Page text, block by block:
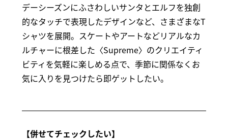
デーシーズンにふさわしいサンタとエルフを独創
的なタッチで表現したデザインなど、さまざまなT
シャツを展開。スケートやアートなどリアルなカ
ルチャーに根差した〈Supreme〉のクリエイティ
ビティを気軽に楽しめる点で、季節に関係なくお
気に入りを見つけたら即ゲットしたい。
【併せてチェックしたい】